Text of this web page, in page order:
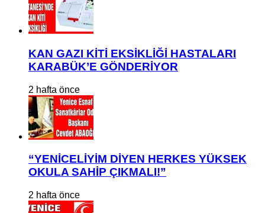
KAN GAZI KİTİ EKSİKLİĞİ HASTALARI
KARABÜK’E GÖNDERİYOR
2 hafta önce
“YENİCELİYİM DİYEN HERKES YÜKSEK
OKULA SAHİP ÇIKMALI!”
2 hafta önce